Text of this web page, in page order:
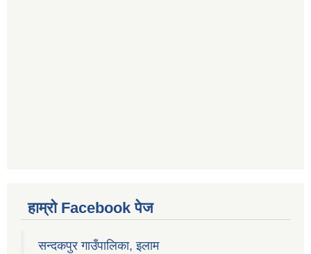
हाम्रो Facebook पेज
सन्दकपुर गाउँपालिका, इलाम